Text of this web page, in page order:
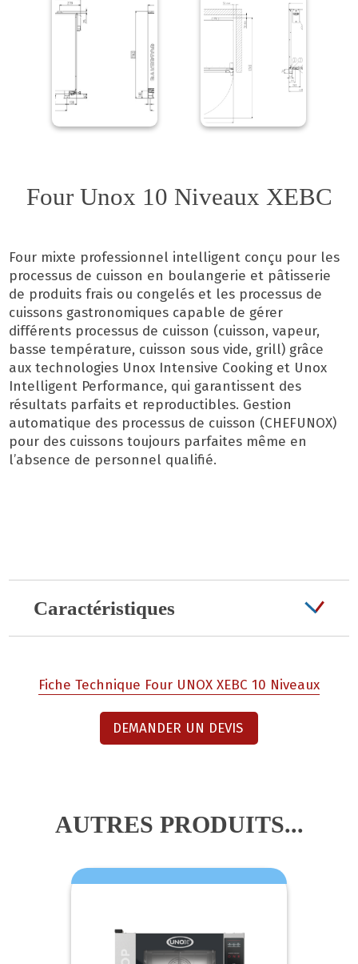
Four Unox 10 Niveaux XEBC
Four mixte professionnel intelligent conçu pour les
processus de cuisson en boulangerie et pâtisserie
de produits frais ou congelés et les processus de
cuissons gastronomiques capable de gérer
différents processus de cuisson (cuisson, vapeur,
basse température, cuisson sous vide, grill) grâce
aux technologies Unox Intensive Cooking et Unox
Intelligent Performance, qui garantissent des
résultats parfaits et reproductibles. Gestion
automatique des processus de cuisson (CHEFUNOX)
pour des cuissons toujours parfaites même en
l’absence de personnel qualifié.
Caractéristiques
Fiche Technique Four UNOX XEBC 10 Niveaux
DEMANDER UN DEVIS
AUTRES PRODUITS...